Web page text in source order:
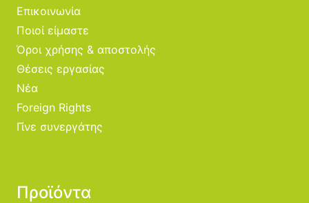
Επικοινωνία
Ποιοί είμαστε
Όροι χρήσης & αποστολής
Θέσεις εργασίας
Νέα
Foreign Rights
Γίνε συνεργάτης
Προϊόντα